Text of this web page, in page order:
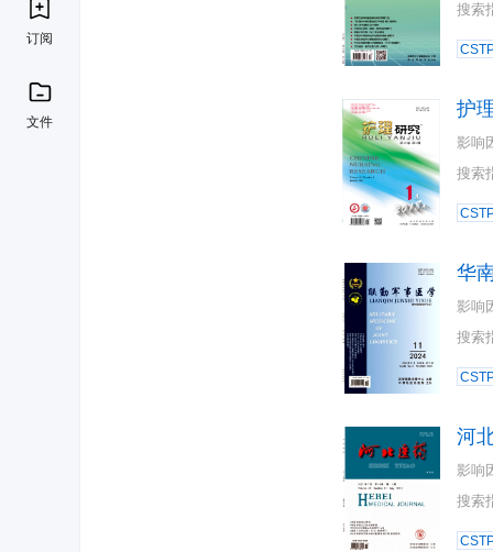
订阅
文件
搜索
护
影响
搜索
华
影响
搜索
河
影响
搜索